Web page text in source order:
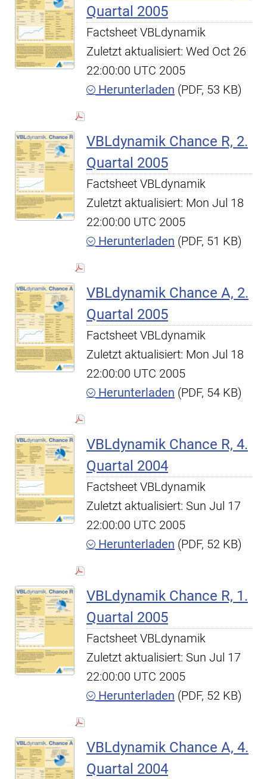
Quartal 2005
Factsheet VBLdynamik
Zuletzt aktualisiert: Wed Oct 26
22:00:00 UTC 2005
Herunterladen (PDF, 53 KB)
VBLdynamik Chance R, 2.
Quartal 2005
Factsheet VBLdynamik
Zuletzt aktualisiert: Mon Jul 18
22:00:00 UTC 2005
Herunterladen (PDF, 51 KB)
VBLdynamik Chance A, 2.
Quartal 2005
Factsheet VBLdynamik
Zuletzt aktualisiert: Mon Jul 18
22:00:00 UTC 2005
Herunterladen (PDF, 54 KB)
VBLdynamik Chance R, 4.
Quartal 2004
Factsheet VBLdynamik
Zuletzt aktualisiert: Sun Jul 17
22:00:00 UTC 2005
Herunterladen (PDF, 52 KB)
VBLdynamik Chance R, 1.
Quartal 2005
Factsheet VBLdynamik
Zuletzt aktualisiert: Sun Jul 17
22:00:00 UTC 2005
Herunterladen (PDF, 52 KB)
VBLdynamik Chance A, 4.
Quartal 2004